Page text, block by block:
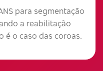
para segmentação
a reabilitação
é o caso das coroas.